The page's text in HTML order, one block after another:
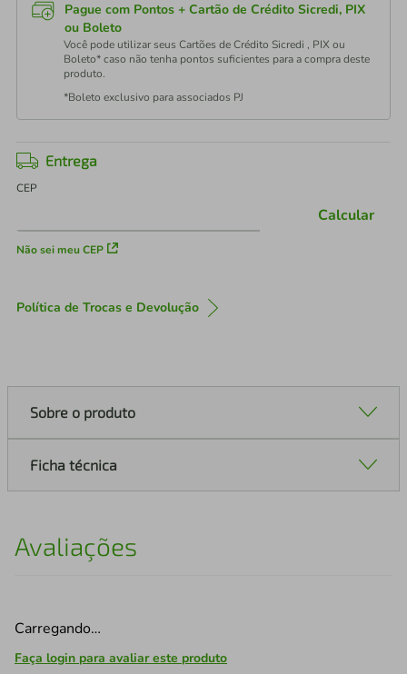
Pague com Pontos + Cartão de Crédito Sicredi, PIX
ou Boleto
Você pode utilizar seus Cartões de Crédito Sicredi , PIX ou
Boleto* caso não tenha pontos suficientes para a compra deste
produto.
*Boleto exclusivo para associados PJ
Entrega
CEP
Não sei meu CEP
Calcular
Política de Trocas e Devolução
Sobre o produto
Ficha técnica
Avaliações
Carregando…
Faça login para avaliar este produto